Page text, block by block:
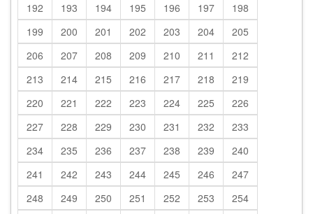
192
193 194 195 196 197
198
199
200 201 202 203 204
205
206
207 208 209 210 211
212
213
214 215 216 217 218
219
220
221 222 223 224 225
226
227
228 229 230 231 232
233
234
235 236 237 238 239
240
241
242 243 244 245 246
247
248
249 250 251 252 253
254